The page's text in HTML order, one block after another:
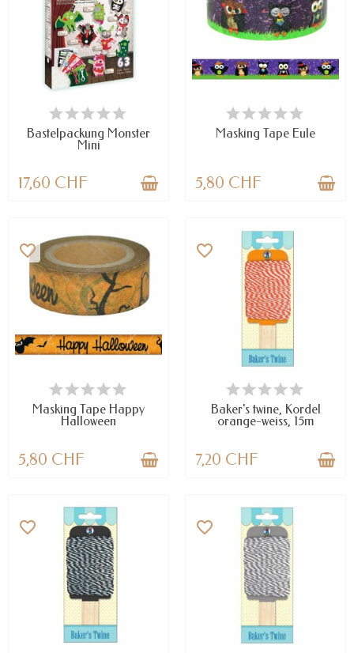
NUR NOCH WENIGE TEILE
VERFÜGBAR
Bastelpackung Monster
Mini
17,60 CHF
VERFÜGBAR
Masking Tape Eule
5,80 CHF
VERFÜGBAR
favorite_border
Masking Tape Happy
Halloween
5,80 CHF
VERFÜGBAR
favorite_border
Baker's twine, Kordel
orange-weiss, 15m
7,20 CHF
favorite_border favorite_border